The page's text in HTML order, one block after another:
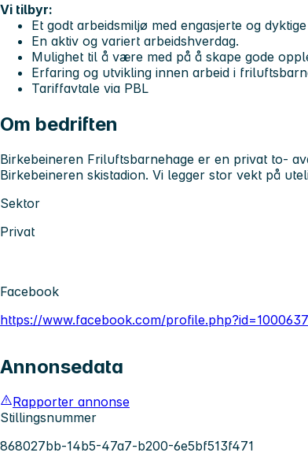
Vi tilbyr:
Et godt arbeidsmiljø med engasjerte og
En aktiv og variert arbeidshverdag.
Mulighet til å være med på å skape gode
Erfaring og utvikling innen arbeid i
Tariffavtale via PBL
Om bedriften
Birkebeineren Friluftsbarnehage er en privat to-
Birkebeineren skistadion. Vi legger stor vekt på
Sektor
Privat
Facebook
https://www.facebook.com/
Annonsedata
Rapporter annonse
Stillingsnummer
868027bb-14b5-47a7-b200-6e5bf513f471